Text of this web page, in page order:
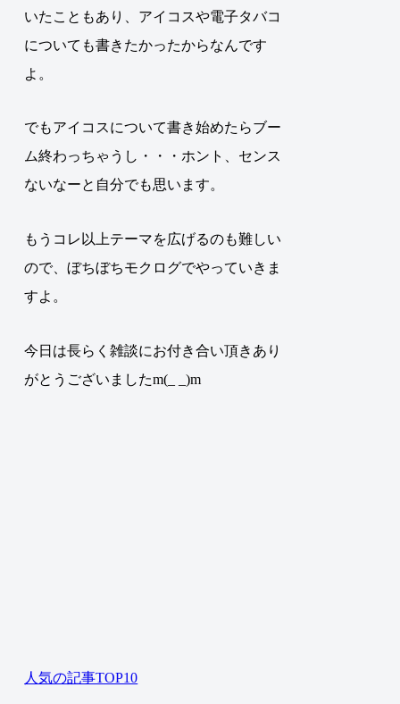
いたこともあり、アイコスや電子タバコ
についても書きたかったからなんです
よ。
でもアイコスについて書き始めたらブー
ム終わっちゃうし・・・ホント、センス
ないなーと自分でも思います。
もうコレ以上テーマを広げるのも難しい
ので、ぼちぼちモクログでやっていきま
すよ。
今日は長らく雑談にお付き合い頂きあり
がとうございましたm(_ _)m
人気の記事TOP10